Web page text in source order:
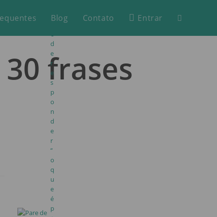
Blog Contato Entrar
frases
a
e
d
e
r
e
s
p
o
n
d
e
r
“
o
q
u
e
é
p